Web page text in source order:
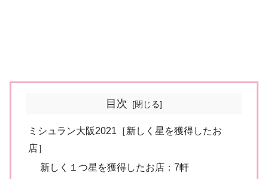
目次
ミシュラン大阪2021［新しく星を獲得したお
店］
新しく１つ星を獲得したお店：7軒